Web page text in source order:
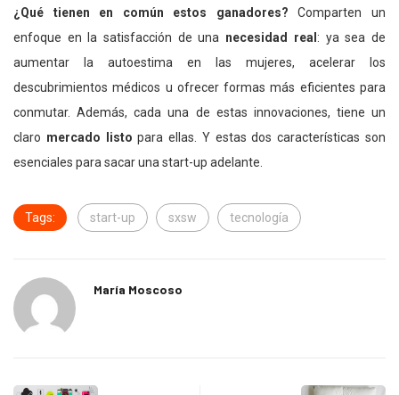
¿Qué tienen en común estos ganadores? Comparten un
enfoque en la satisfacción de una necesidad real : ya sea de
aumentar la autoestima en las mujeres, acelerar los
descubrimientos médicos u ofrecer formas más eficientes para
conmutar. Además, cada una de estas innovaciones, tiene un
claro mercado listo para ellas. Y estas dos características son
esenciales para sacar una start-up adelante.
Tags: start-up sxsw tecnología
María Moscoso